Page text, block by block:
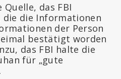
das FBI
die Informationen
der Person
bestätigt worden
das FBI halte die
für „gute